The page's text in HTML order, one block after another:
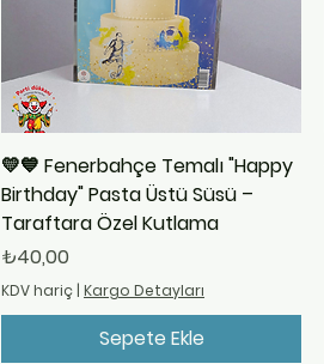
💛💙 Fenerbahçe Temalı "Happy
Birthday" Pasta Üstü Süsü –
Taraftara Özel Kutlama
Fiyat
₺40,00
KDV hariç | Kargo Detayları
Sepete Ekle